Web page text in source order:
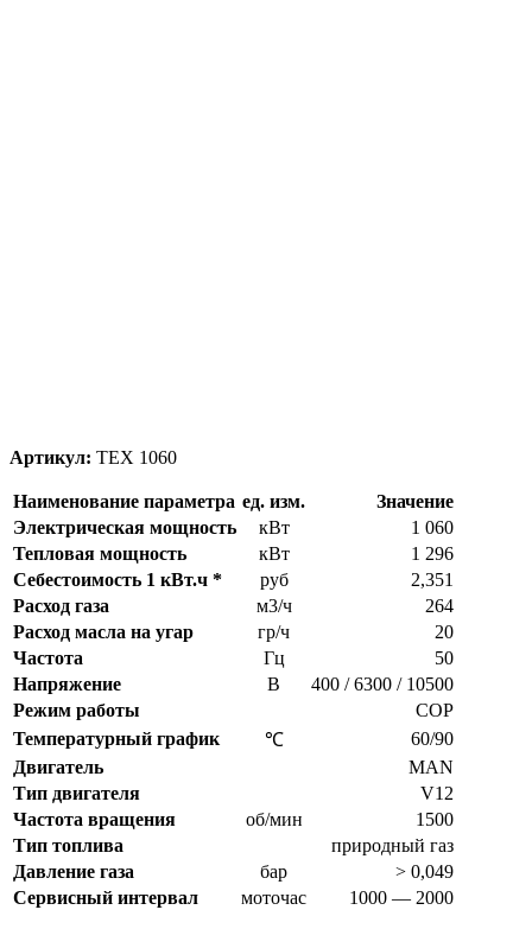
Артикул: ТЕХ 1060
Наименование параметра ед. изм.
Значение
Электрическая мощность
кВт
1 060
Тепловая мощность
кВт
1 296
Себестоимость 1 кВт.ч *
руб
2,351
Расход газа
м3/ч
264
Расход масла на угар
гр/ч
20
Частота
Гц
50
Напряжение
В
400 / 6300 / 10500
Режим работы
COP
Температурный график
℃
60/90
Двигатель
MAN
Тип двигателя
V12
Частота вращения
об/мин
1500
Тип топлива
природный газ
Давление газа
бар
> 0,049
Сервисный интервал
моточас 1000 — 2000